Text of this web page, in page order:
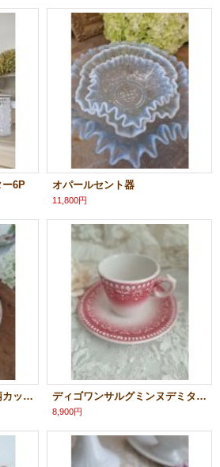
ー6P オパールセント器
11,800円
バルボディーヌパンジー柄カップ＆ソーサー ディゴワンサルグミンヌデミタスカップ
8,900円